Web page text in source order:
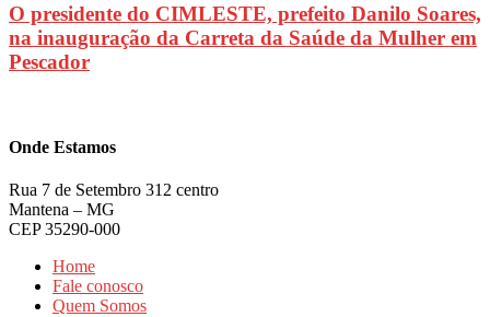
O presidente do CIMLESTE, prefeito Danilo Soares,
na inauguração da Carreta da Saúde da Mulher em
Pescador
Onde Estamos
Rua 7 de Setembro 312 centro
Mantena – MG
CEP 35290-000
Home
Fale conosco
Quem Somos